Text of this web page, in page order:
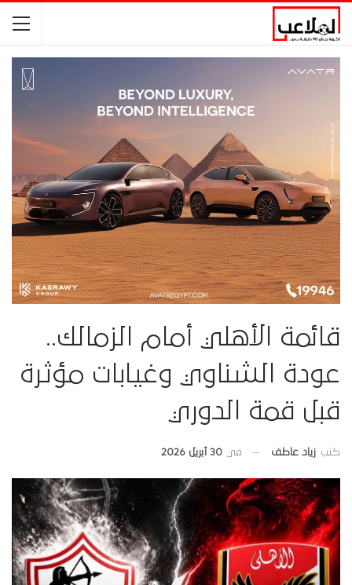
قائمة الأهلي أمام الزمالك..
عودة الشناوي وغيابات مؤثرة
قبل قمة الدوري
كتب زياد عاطف في 30 أبريل 2026